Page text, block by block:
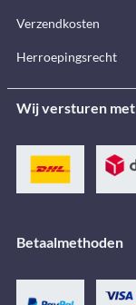
Verzendkosten
Herroepingsrecht
Wij versturen met
Betaalmethoden